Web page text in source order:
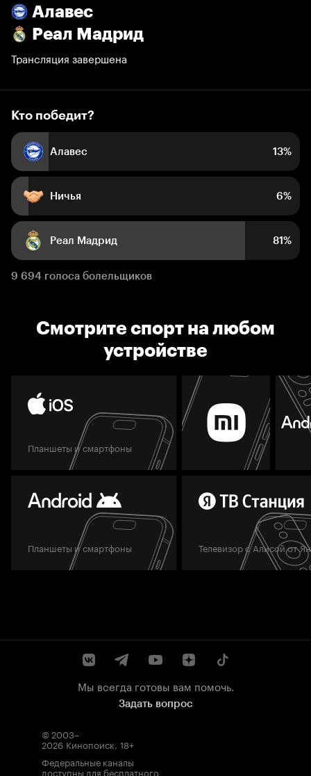
Алавес
Реал Мадрид
Трансляция завершена
13%
Кто победит?
Алавес 13%
Ничья 6%
Реал Мадрид 81%
9 694 голоса болельщиков
Смотрите спорт на любом
устройстве
Планшеты и смартфоны
Планшеты и смартфоны Телевизор с Алисой от
Мы всегда готовы вам помочь.
Задать вопрос
© 2003–
2026 Кинопоиск 18+
Федеральные каналы
доступны для бесплатного